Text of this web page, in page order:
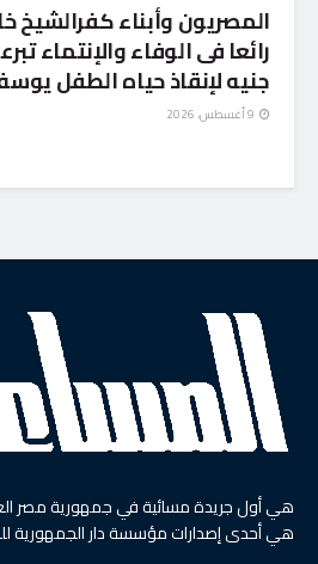
المصريون وأبناء كفرالشيخ
جنيه لإنقاذ حياه الطفل يوسف 9
هي أحدى إصدارات مؤسسة دار الجمهورية